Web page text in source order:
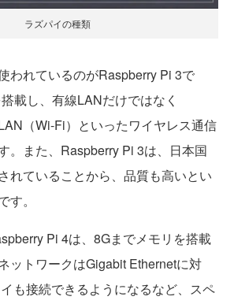
ラズパイの種類
われているのがRaspberry Pi 3で
載し、有線LANだけではなく
（Wi-Fi）といったワイヤレス通信
。また、Raspberry Pi 3は、日本国
れていることから、品質も高いとい
す。
Pi 4は、8Gまでメモリを搭載
ットワークはGigabit Ethernetに対
も接続できるようになるなど、スペ